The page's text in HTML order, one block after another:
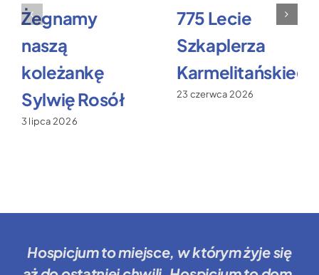
Żegnamy
naszą
koleżankę
Sylwię Rosół
3 lipca 2026
775 Lecie
Szkaplerza
Karmelitańskiego
23 czerwca 2026
Hospicjum to miejsce, w którym żyje się